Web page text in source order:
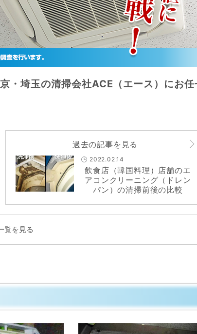
・埼玉の清掃会社ACE（エース）にお任
過去の記事を見る
2022.02.14
飲食店（韓国料理）店舗のエ
アコンクリーニング（ドレン
パン）の清掃前後の比較
覧を見る